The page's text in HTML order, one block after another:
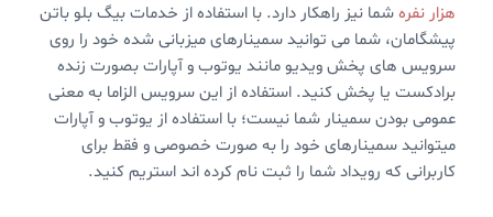
هزار نفرهشما نیز راهکار دارد. با استفاده از خدمات بیگ بلو باتن
پیشگامان، شما می توانید سمینارهای میزبانی شده خود را روی
سرویس های پخش ویدیو مانند یوتوب و آپارات بصورت زنده
برادکست یا پخش کنید. استفاده از این سرویس الزاما به معنی
عمومی بودن سمینار شما نیست؛ با استفاده از یوتوب و آپارات
میتوانید سمینارهای خود را به صورت خصوصی و فقط برای
کاربرانی که رویداد شما را ثبت نام کرده اند استریم کنید.